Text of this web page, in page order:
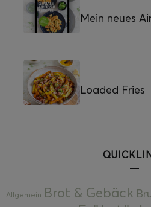
Mein neues
Loaded Fries
Allgemein Brot & Gebäck